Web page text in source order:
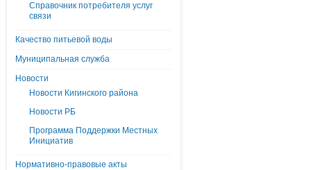
Справочник потребителя услуг
связи
Качество питьевой воды
Муниципальная служба
Новости
Новости Кигинского района
Новости РБ
Программа Поддержки Местных
Инициатив
Нормативно-правовые акты